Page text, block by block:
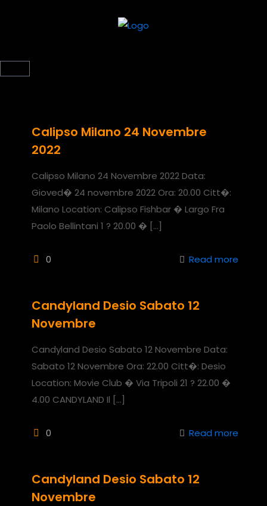
Calipso Milano 24 Novembre
2022
Calipso Milano 24 Novembre 2022 Data:
Gioved� 24 novembre 2022 Ora: 20.00 Citt�:
Milano Location: Calipso Fishbar � Largo Fra
Paolo Bellintani 1 ? 20.00 � […]
0 Read more
Candyland Desio Sabato 12
Novembre
Candyland Desio Sabato 12 Novembre Data:
Sabato 12 Novembre Ora: 22.00 Citt�: Desio
Location: Movie Club � Via Tripoli 21 ? 22.00 �
4.00 CANDYLAND Il […]
0 Read more
Candyland Desio Sabato 12
Novembre